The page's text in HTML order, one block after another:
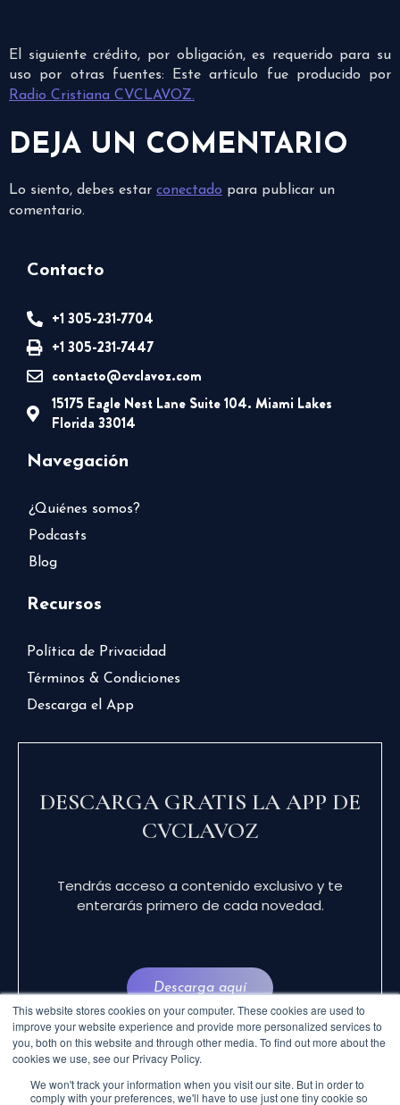
This website stores cookies on your computer. These cookies are used to
improve your website experience and provide more personalized services to
you, both on this website and through other media. To find out more about the
cookies we use, see our Privacy Policy.
We won't track your information when you visit our site. But in order to
comply with your preferences, we'll have to use just one tiny cookie so
El siguiente crédito, por obligación, es requerido para su
uso por otras fuentes: Este artículo fue producido por
Radio Cristiana CVCLAVOZ.
DEJA UN COMENTARIO
Lo siento, debes estar conectado para publicar un
comentario.
Contacto
+1 305-231-7704
+1 305-231-7447
contacto@cvclavoz.com
15175 Eagle Nest Lane Suite 104. Miami Lakes
Florida 33014
Navegación
¿Quiénes somos?
Podcasts
Blog
Recursos
Política de Privacidad
Términos & Condiciones
Descarga el App
DESCARGA GRATIS LA APP DE
CVCLAVOZ
Tendrás acceso a contenido exclusivo y te
enterarás primero de cada novedad.
Descarga aquí